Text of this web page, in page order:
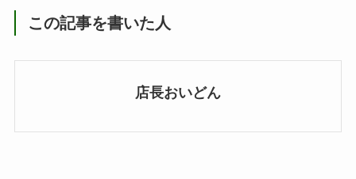
この記事を書いた人
店長おいどん